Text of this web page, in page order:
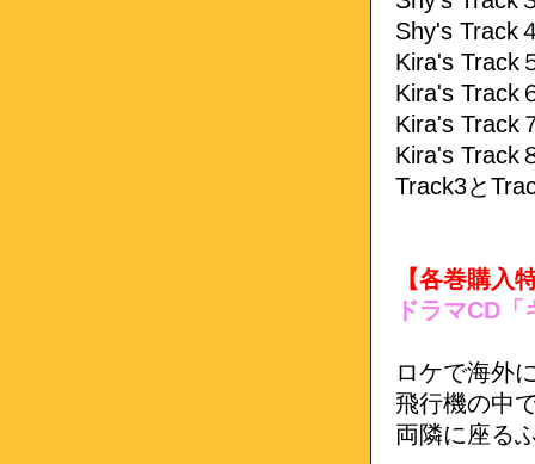
Shy's Track
Kira's Track
Kira's Track
Kira's Track
Kira's Track
Track3と
【各巻購入
ドラマCD
ロケで海外
飛行機の中
両隣に座る